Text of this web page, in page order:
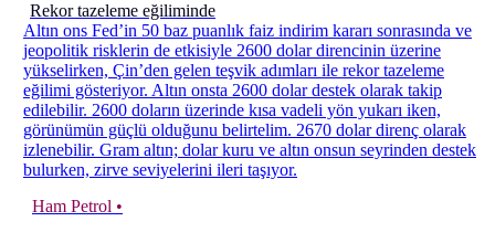
Rekor tazeleme eğiliminde
Altın ons Fed’in 50 baz puanlık faiz indirim kararı sonrasında ve
jeopolitik risklerin de etkisiyle 2600 dolar direncinin üzerine
yükselirken, Çin’den gelen teşvik adımları ile rekor tazeleme
eğilimi gösteriyor. Altın onsta 2600 dolar destek olarak takip
edilebilir. 2600 doların üzerinde kısa vadeli yön yukarı iken,
görünümün güçlü olduğunu belirtelim. 2670 dolar direnç olarak
izlenebilir. Gram altın; dolar kuru ve altın onsun seyrinden destek
bulurken, zirve seviyelerini ileri taşıyor.
Ham Petrol •